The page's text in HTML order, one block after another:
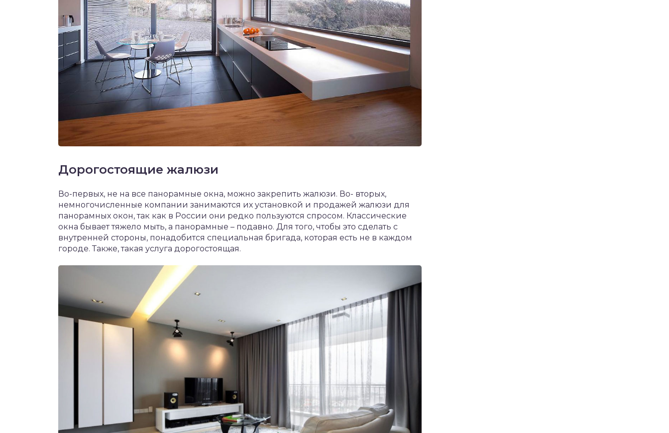
Дорогостоящие жалюзи
Во-первых, не на все панорамные окна, можно закрепить жалюзи. Во- вторых,
немногочисленные компании занимаются их установкой и продажей жалюзи для
панорамных окон, так как в России они редко пользуются спросом. Классические
окна бывает тяжело мыть, а панорамные – подавно. Для того, чтобы это сделать с
внутренней стороны, понадобится специальная бригада, которая есть не в каждом
городе. Также, такая услуга дорогостоящая.